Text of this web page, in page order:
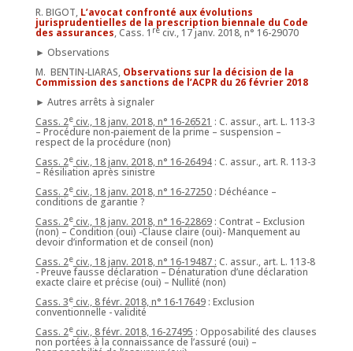
R. BIGOT, L’avocat confronté aux évolutions
jurisprudentielles de la prescription biennale du Code
des assurances, Cass. 1 reciv., 17 janv. 2018, n° 16-29070
► Observations
M. BENTIN-LIARAS, Observations sur la décision de la
Commission des sanctions de l’ACPR du 26 février 2018
► Autres arrêts à signaler
Cass. 2eciv., 18 janv. 2018, n° 16-26521 : C. assur., art. L. 113-3
– Procédure non-paiement de la prime – suspension –
respect de la procédure (non)
Cass. 2eciv., 18 janv. 2018, n° 16-26494: C. assur., art. R. 113-3
– Résiliation après sinistre
Cass. 2eciv., 18 janv. 2018, n° 16-27250: Déchéance –
conditions de garantie ?
Cass. 2eciv., 18 janv. 2018, n° 16-22869: Contrat – Exclusion
(non) – Condition (oui) -Clause claire (oui)- Manquement au
devoir d’information et de conseil (non)
Cass. 2eciv., 18 janv. 2018, n° 16-19487 : C. assur., art. L. 113-8
- Preuve fausse déclaration – Dénaturation d’une déclaration
exacte claire et précise (oui) – Nullité (non)
Cass. 3eciv., 8 févr. 2018, n° 16-17649: Exclusion
conventionnelle - validité
Cass. 2eciv., 8 févr. 2018, 16-27495 : Opposabilité des clauses
non portées à la connaissance de l’assuré (oui) –